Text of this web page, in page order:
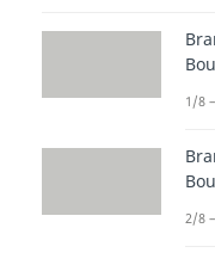
1/8
2/8